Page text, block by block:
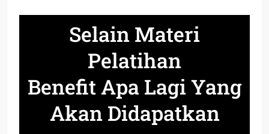
Selain Materi
Pelatihan
Benefit Apa Lagi Yang
Akan Didapatkan